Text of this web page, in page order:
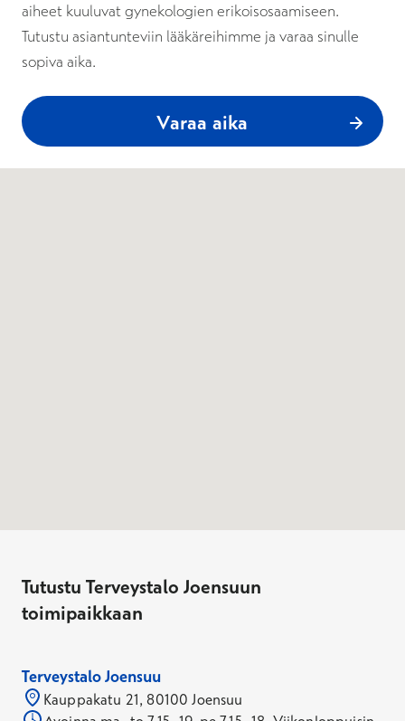
aiheet kuuluvat gynekologien erikoisosaamiseen.
Tutustu asiantunteviin lääkäreihimme ja varaa sinulle
sopiva aika.
Varaa aika
Tutustu Terveystalo Joensuun
toimipaikkaan
Terveystalo Joensuu
Kauppakatu 21, 80100 Joensuu